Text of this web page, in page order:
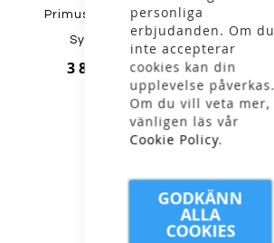
personliga
erbjudanden. Om du
inte accepterar
cookies kan din
upplevelse påverkas.
Om du vill veta mer,
vänligen läs vår
Cookie Policy.
GODKÄNN
ALLA
COOKIES
Primus - Ulti Stove
System 1.7
3 899,00 kr